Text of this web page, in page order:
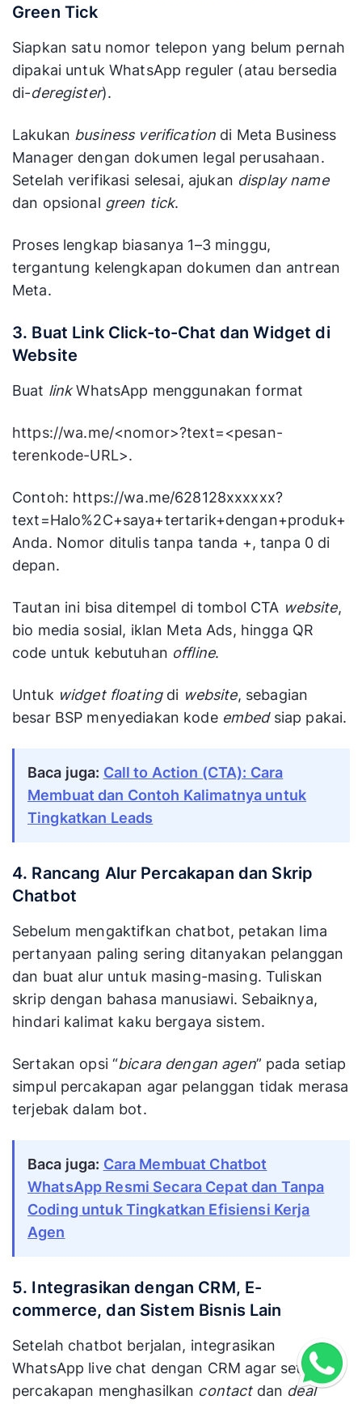
Green Tick
Siapkan satu nomor telepon yang belum pernah
dipakai untuk WhatsApp reguler (atau bersedia
di-deregister).
Lakukan business verification di Meta Business
Manager dengan dokumen legal perusahaan.
Setelah verifikasi selesai, ajukan display name
dan opsional green tick.
Proses lengkap biasanya 1–3 minggu,
tergantung kelengkapan dokumen dan antrean
Meta.
3. Buat Link Click-to-Chat dan Widget di
Website
Buat linkWhatsApp menggunakan format
https://wa.me/<nomor>?text=<pesan-
terenkode-URL>.
Contoh: https://wa.me/628128xxxxxx?
text=Halo%2C+saya+tertarik+dengan+produk+
Anda. Nomor ditulis tanpa tanda +, tanpa 0 di
depan.
Tautan ini bisa ditempel di tombol CTA website,
bio media sosial, iklan Meta Ads, hingga QR
code untuk kebutuhan offline.
Untuk widget floatingdi website, sebagian
besar BSP menyediakan kode embedsiap pakai.
Baca juga: Call to Action (CTA): Cara
Membuat dan Contoh Kalimatnya untuk
Tingkatkan Leads
4. Rancang Alur Percakapan dan Skrip
Chatbot
Sebelum mengaktifkan chatbot, petakan lima
pertanyaan paling sering ditanyakan pelanggan
dan buat alur untuk masing-masing. Tuliskan
skrip dengan bahasa manusiawi. Sebaiknya,
hindari kalimat kaku bergaya sistem.
Sertakan opsi “bicara dengan agen” pada setiap
simpul percakapan agar pelanggan tidak merasa
terjebak dalam bot.
Baca juga: Cara Membuat Chatbot
WhatsApp Resmi Secara Cepat dan Tanpa
Coding untuk Tingkatkan Efisiensi Kerja
Agen
5. Integrasikan dengan CRM, E-
commerce, dan Sistem Bisnis Lain
Setelah chatbot berjalan, integrasikan
WhatsApp live chat dengan CRM agar setiap
percakapan menghasilkan contactdan deal